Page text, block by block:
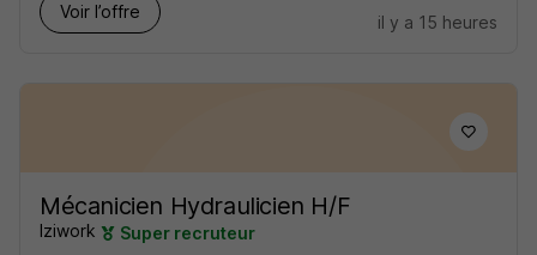
Voir l’offre
il y a 15 heures
Mécanicien Hydraulicien H/F
Iziwork Super recruteur